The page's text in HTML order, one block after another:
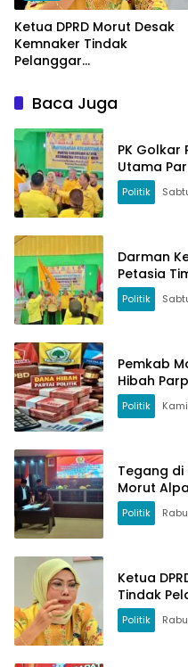
Ketua DPRD Morut Desak
Kemnaker Tindak
Pelanggar
Baca Juga
PK Golkar
Utama
Politik
Darman
Petasia
Politik
Pemkab
Hibah
Politik
Tegang di
Morut
Politik
Ketua
Tindak
Politik